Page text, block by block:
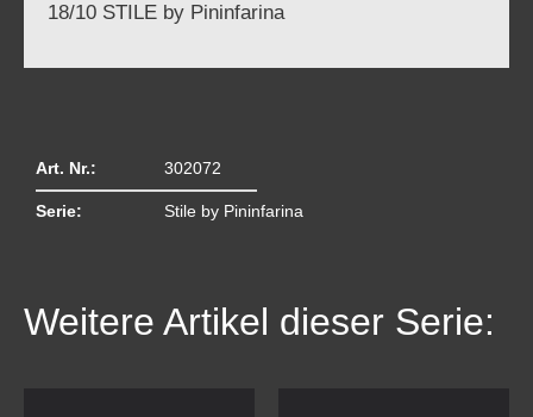
18/10 STILE by Pininfarina
Art. Nr.: 302072
Serie: Stile by Pininfarina
Weitere Artikel dieser Serie: